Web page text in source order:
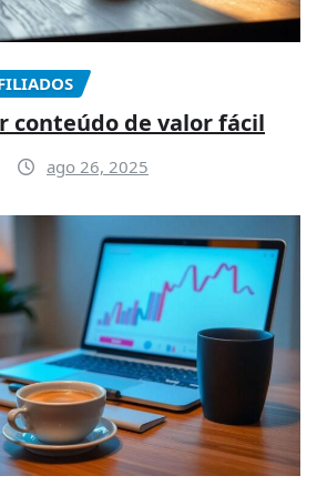
conteúdo de valor fácil
ago 26, 2025